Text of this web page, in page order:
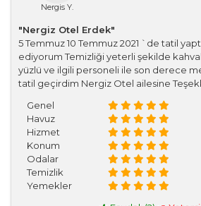
Nergis Y.
"Nergiz Otel Erdek"
5 Temmuz 10 Temmuz 2021 `de tatil
ediyorum Temizliği yeterli şekilde
yüzlü ve ilgili personeli ile son derece
tatil geçirdim Nergiz Otel ailesine
Genel
Havuz
Hizmet
Konum
Odalar
Temizlik
Yemekler